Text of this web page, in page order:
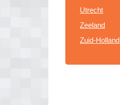
Utrecht
Zeeland
Zuid-Holland